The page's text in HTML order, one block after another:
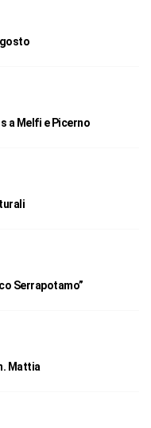
a Melfi e Picerno
Serrapotamo”
Mattia